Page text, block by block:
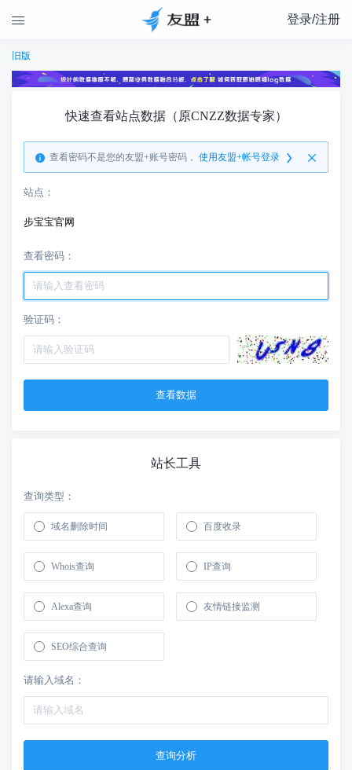
 登录/注册
旧版
快速查看站点数据（原CNZZ数据专家）
查看密码不是您的友盟+账号密码， 使用友盟+帐号登录
站点：
步宝宝官网
查看密码：
验证码：
站长工具
查询类型：
域名删除时间 百度收录
Whois查询 IP查询
Alexa查询 友情链接监测
SEO综合查询
请输入域名：